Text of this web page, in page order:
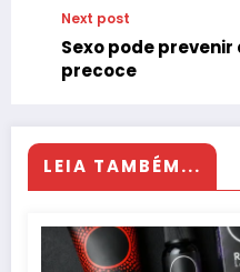
Next post
Sexo pode
precoce
LEIA TAMBÉM...